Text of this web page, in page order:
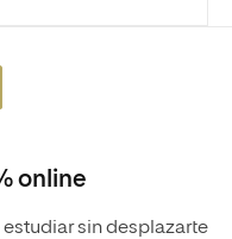
online
sin desplazarte